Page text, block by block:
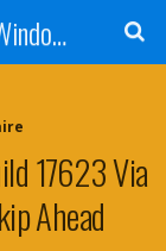
Windows 11 - Windows 10 - Windows 8 - Windows 7 - VISTA
17623 Via
Ahead